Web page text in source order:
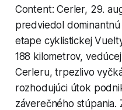
Content: Cerler, 29.
predviedol
etape cyklistickej
188 kilometrov,
Cerleru, trpezlivo
rozhodujúci útok
záverečného stúpania.